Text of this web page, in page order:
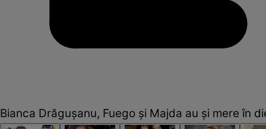
Bianca Drăgușanu, Fuego și Majda au și mere în